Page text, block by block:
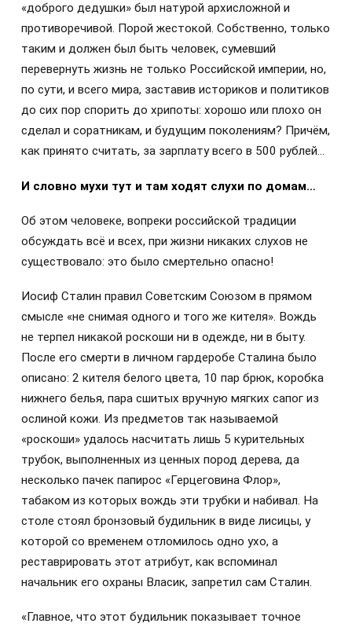
«доброго дедушки» был натурой архисложной и
противоречивой. Порой жестокой. Собственно, только
таким и должен был быть человек, сумевший
перевернуть жизнь не только Российской империи, но,
по сути, и всего мира, заставив историков и политиков
до сих пор спорить до хрипоты: хорошо или плохо он
сделал и соратникам, и будущим поколениям? Причём,
как принято считать, за зарплату всего в 500 рублей…
И словно мухи тут и там ходят слухи по домам…
Об этом человеке, вопреки российской традиции
обсуждать всё и всех, при жизни никаких слухов не
существовало: это было смертельно опасно!
Иосиф Сталин правил Советским Союзом в прямом
смысле «не снимая одного и того же кителя». Вождь
не терпел никакой роскоши ни в одежде, ни в быту.
После его смерти в личном гардеробе Сталина было
описано: 2 кителя белого цвета, 10 пар брюк, коробка
нижнего белья, пара сшитых вручную мягких сапог из
ослиной кожи. Из предметов так называемой
«роскоши» удалось насчитать лишь 5 курительных
трубок, выполненных из ценных пород дерева, да
несколько пачек папирос «Герцеговина Флор»,
табаком из которых вождь эти трубки и набивал. На
столе стоял бронзовый будильник в виде лисицы, у
которой со временем отломилось одно ухо, а
реставрировать этот атрибут, как вспоминал
начальник его охраны Власик, запретил сам Сталин.
«Главное, что этот будильник показывает точное